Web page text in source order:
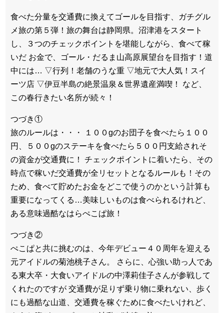
食べた分量を交通費に換えてゴールを目指す、ガチグル
メ旅の第５弾！旅の舞台は静岡県。沼津港をスタート
し、３つのチェックポイントを堪能しながら、食べて稼
いだ お金で、ゴール・だるま山高原展望台を目指す！道
中には… ▽行列！老舗のうな重 ▽地元で大人気！スイ
ーツ店 ▽伊豆半島の絶景温泉＆世界遺産満喫！ など、
この春行きたい名所が続々！
つづき①
旅のルールは・・・ １００gのお団子を食べたら１００
円、５００gのステーキを食べたら５００円支給されそ
の資金が交通費に！ チェックポイントに着いたら、その
時点で稼いだ交通費が全リセットとなるルールも！その
ため、食べて貯めたお金をどこで使うのかという計算も
重要になってくる…美味しいものは食べられるけれど、
ある意味過酷なはらぺこぱ旅！
つづき②
ぺこぱと共に挑むのは、今年デビュー４０周年を迎える
元アイドルの菊池桃子さん。 さらに、心強い助っ人であ
る東大卒・大食いアイドルの中澤莉佳子さんが参戦して
くれたのですが 交通費が足りず乗り物に乗れない、歩く
にも過酷な山道、交通費を稼ぐために食べたいけれど、